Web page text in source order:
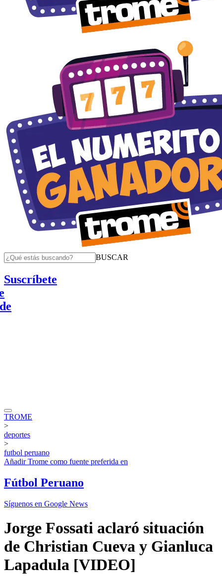
BUSCAR
Suscríbete
TROME
>
deportes
>
futbol peruano
AñadirTrome como fuente preferida en
Fútbol Peruano
Síguenos en Google News
Jorge Fossati aclaró situación
de Christian Cueva y Gianluca
Lapadula [VIDEO]